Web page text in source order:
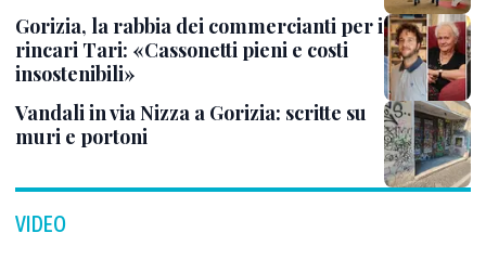
Gorizia, la rabbia dei commercianti per i
rincari Tari: «Cassonetti pieni e costi
insostenibili»
Vandali in via Nizza a Gorizia: scritte su
muri e portoni
VIDEO